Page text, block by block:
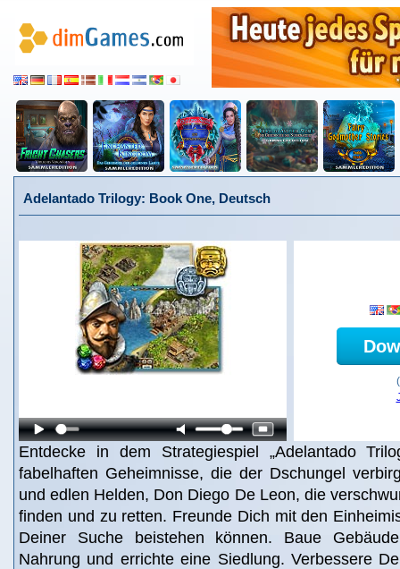
Adelantado Trilogy: Book One, Deutsch
Entdecke in dem Strategiespiel „Adelantado
fabelhaften Geheimnisse, die der Dschungel
und edlen Helden, Don Diego De Leon, die
finden und zu retten. Freunde Dich mit den
Deiner Suche beistehen können. Baue
Nahrung und errichte eine Siedlung. Verbessere